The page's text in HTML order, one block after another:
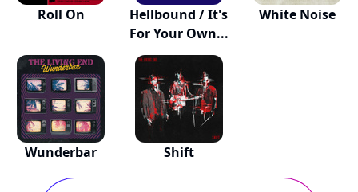
Roll On
Hellbound / It's
For Your Own...
White Noise
Wunderbar Shift